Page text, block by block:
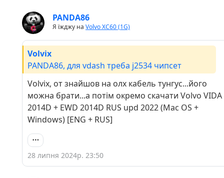
PANDA86
Я їжджу на Volvo XC60 (1G)
Volvix
PANDA86, для vdash треба j2534 чипсет
Volvix, от знайшов на олх кабель тунгус...його
можна брати...а потім окремо скачати Volvo VIDA
2014D + EWD 2014D RUS upd 2022 (Mac OS +
Windows) [ENG + RUS]
28 липня 2024р. 23:50